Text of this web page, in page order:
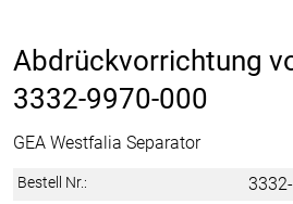
Abdrückvorrichtung
3332-9970-000
GEA Westfalia Separator
Bestell Nr.: